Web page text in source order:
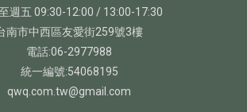
週五 09:30-12:00 / 13:00-17:30
南市中西區友愛街259號3樓
電話:06-2977988
統一編號:54068195
qwq.com.tw@gmail.com